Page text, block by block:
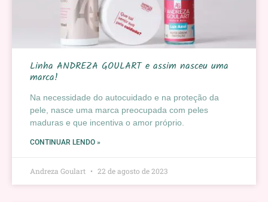
Linha ANDREZA GOULART e assim nasceu uma
marca!
Na necessidade do autocuidado e na proteção da
pele, nasce uma marca preocupada com peles
maduras e que incentiva o amor próprio.
CONTINUAR LENDO »
Andreza Goulart 22 de agosto de 2023